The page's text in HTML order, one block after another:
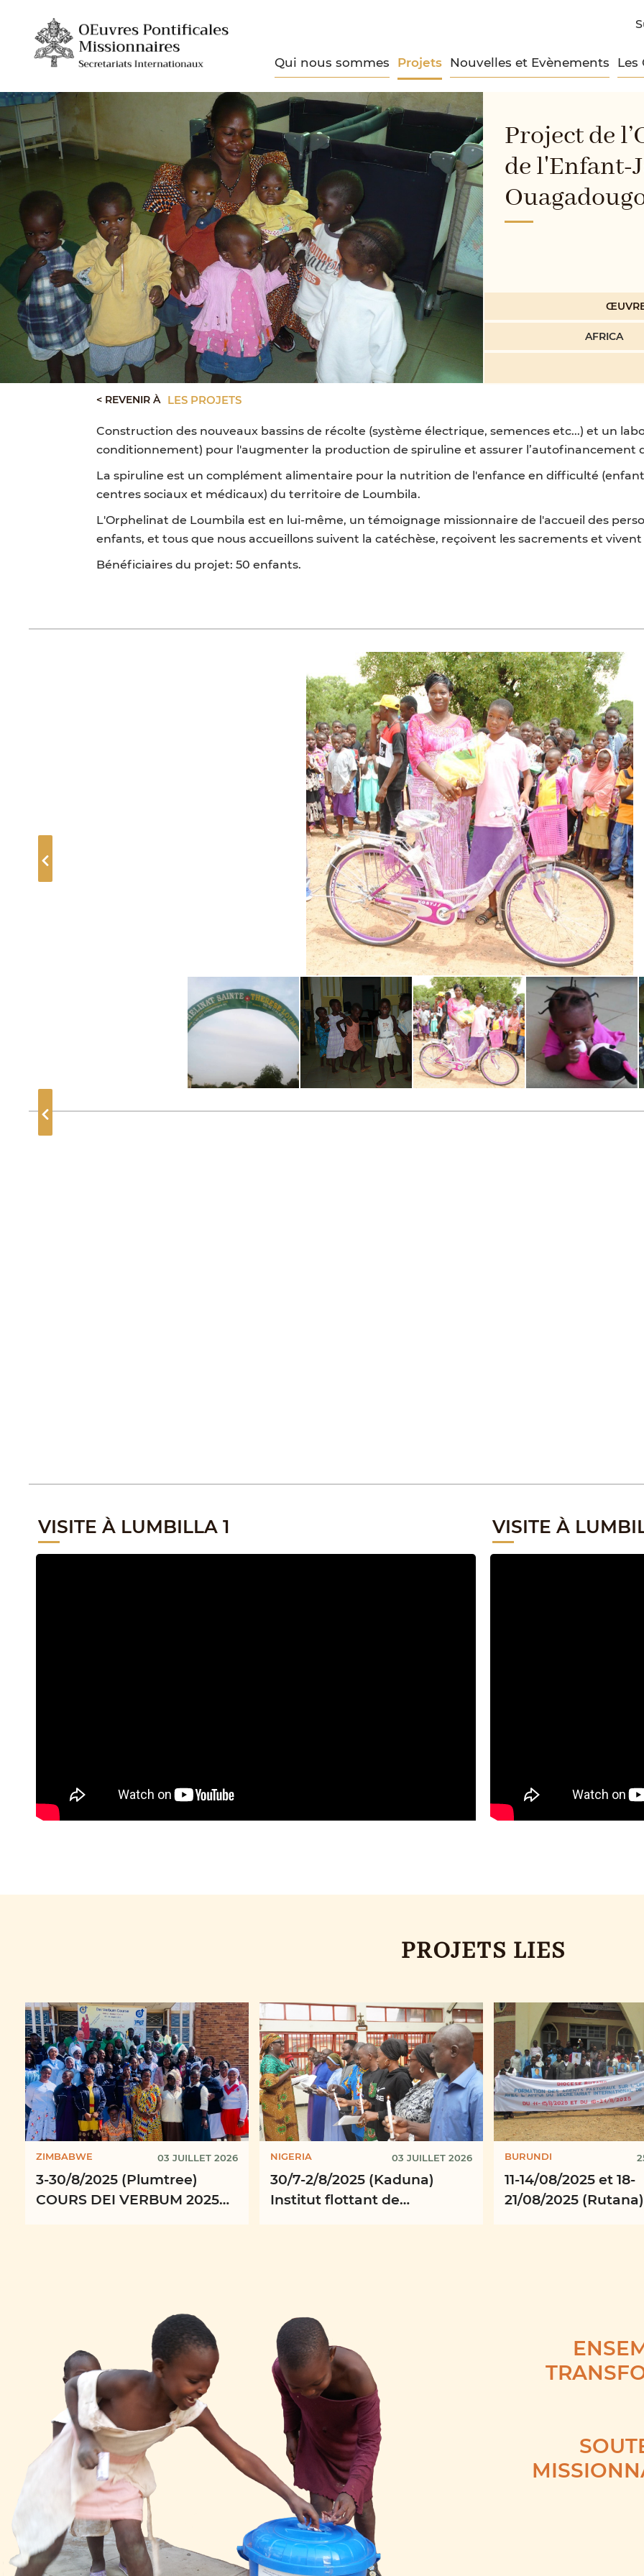
Qui nous sommes Projets Nouvelles et Evènements Les
Project de
de l'Enfant-
AFRICA
< REVENIR À LES PROJETS
Construction des nouveaux bassins de récolte (système électrique, semences etc...) et un
conditionnement) pour l'augmenter la production de spiruline et assurer l’autofinancement
La spiruline est un complément alimentaire pour la nutrition de l'enfance en difficulté
centres sociaux et médicaux) du territoire de Loumbila.
L'Orphelinat de Loumbila est en lui-même, un témoignage missionnaire de l'accueil des
enfants, et tous que nous accueillons suivent la catéchèse, reçoivent les sacrements et
Bénéficiaires du projet: 50 enfants.
VISITE À LUMBILLA 1 VISITE À
PROJETS LIES
ZIMBABWE 03 JUILLET 2026
3-30/8/2025 (Plumtree)
COURS DEI VERBUM 2025
NIGERIA 03 JUILLET 2026
30/7-2/8/2025 (Kaduna)
Institut flottant de
BURUNDI
11-14/08/2025 et 18-
21/08/2025 (Rutana)